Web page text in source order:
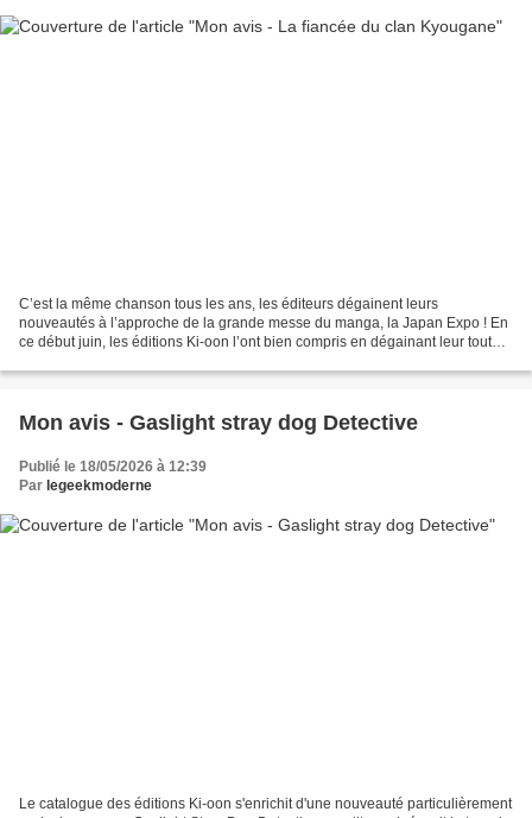
C’est la même chanson tous les ans, les éditeurs dégainent leurs
nouveautés à l’approche de la grande messe du manga, la Japan Expo ! En
ce début juin, les éditions Ki-oon l’ont bien compris en dégainant leur toute
Mon avis - Gaslight stray dog Detective
Publié le 18/05/2026 à 12:39
Par legeekmoderne
Le catalogue des éditions Ki-oon s'enrichit d'une nouveauté particulièrement